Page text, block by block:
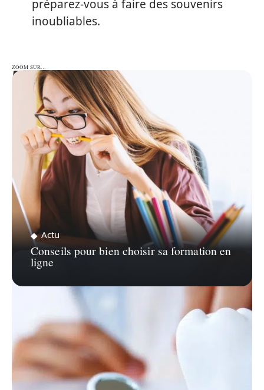
préparez-vous à faire des souvenirs
inoubliables.
ZOOM SUR…
ZOOM SUR…
Actu
Conseils pour bien choisir sa formation en
ligne